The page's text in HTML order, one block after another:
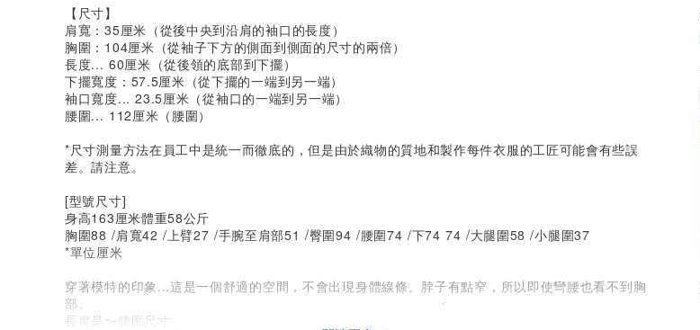
【尺寸】
肩寬：35厘米（從後中央到沿肩的袖口的長度）
胸圍：104厘米（從袖子下方的側面到側面的尺寸的兩倍）
長度... 60厘米（從後領的底部到下擺）
下擺寬度：57.5厘米（從下擺的一端到另一端）
袖口寬度... 23.5厘米（從袖口的一端到另一端）
腰圍... 112厘米（腰圍）
*尺寸測量方法在員工中是統一而徹底的，但是由於織物的質地和製作每件衣服的工匠可能會有些誤
差。請注意。
[型號尺寸]
身高163厘米體重58公斤
胸圍88 /肩寬42 /上臂27 /手腕至肩部51 /臀圍94 /腰圍74 /下74 74 /大腿圍58 /小腿圍37
*單位厘米
穿著模特的印象...這是一個舒適的空間，不會出現身體線條。脖子有點窄，所以即使彎腰也看不到胸
部。
長度是〜腰圍尺寸。